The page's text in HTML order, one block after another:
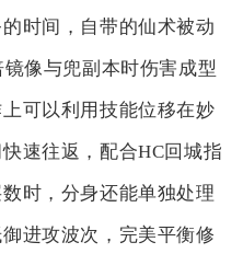
时间，自带的仙术被动
像与兜副本时伤害成型
可以利用技能位移在妙
速往返，配合HC回城指
时，分身还能单独处理
进攻波次，完美平衡修